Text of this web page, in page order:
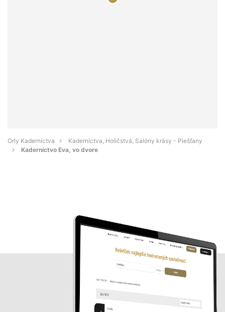
Orly Kaderníctva
Kaderníctva, Holičstvá, Salóny krásy - Piešťany
Kaderníctvo Eva, vo dvore